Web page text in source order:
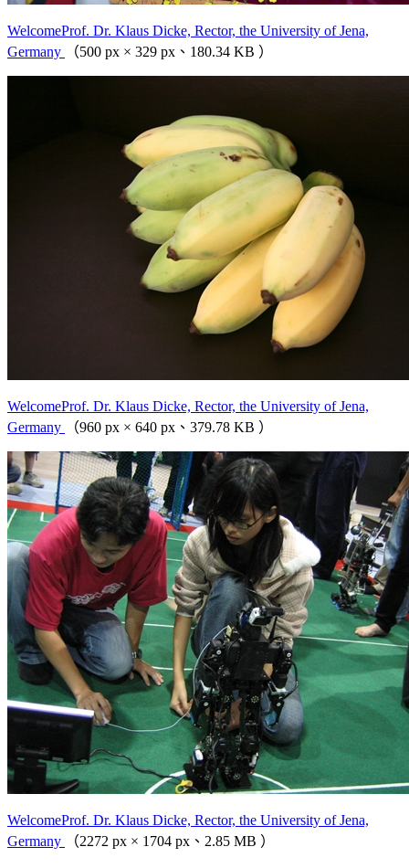
WelcomeProf. Dr. Klaus Dicke, Rector, the University of Jena,
Germany
（500 px × 329 px、180.34 KB ）
WelcomeProf. Dr. Klaus Dicke, Rector, the University of Jena,
Germany
（960 px × 640 px、379.78 KB ）
WelcomeProf. Dr. Klaus Dicke, Rector, the University of Jena,
Germany
（2272 px × 1704 px、2.85 MB ）